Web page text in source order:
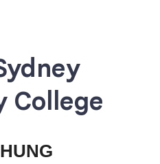
College